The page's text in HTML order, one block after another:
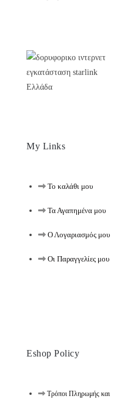
My Links
Το καλάθι μου
Τα Αγαπημένα μου
Ο Λογαριασμός μου
Οι Παραγγελίες μου
Eshop Policy
Τρόποι Πληρωμής και